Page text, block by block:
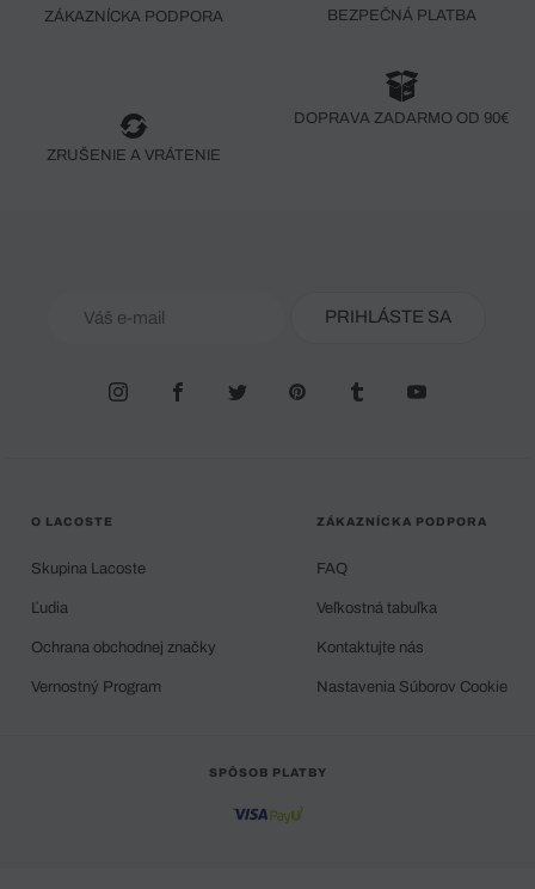
ZÁKAZNÍCKA PODPORA BEZPEČNÁ PLATBA
ZRUŠENIE A VRÁTENIE
DOPRAVA ZADARMO OD 90€
PRIHLÁSTE SA
O LACOSTE
Skupina Lacoste
Ľudia
Ochrana obchodnej značky
Vernostný Program
ZÁKAZNÍCKA PODPORA
FAQ
Veľkostná tabuľka
Kontaktujte nás
Nastavenia Súborov Cookie
SPÔSOB PLATBY